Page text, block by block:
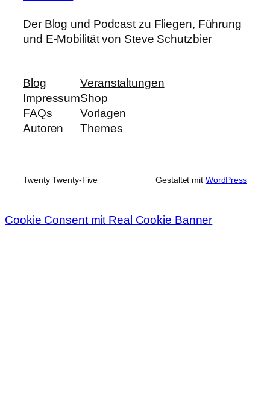
Der Blog und Podcast zu Fliegen, Führung
und E-Mobilität von Steve Schutzbier
Blog
Impressum
FAQs
Autoren
Veranstaltungen
Shop
Vorlagen
Themes
Twenty Twenty-Five Gestaltet mit WordPress
Cookie Consent mit Real Cookie Banner